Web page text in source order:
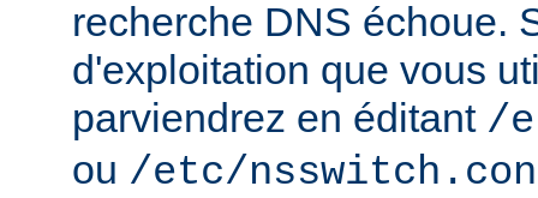
recherche DNS échoue.
d'exploitation que vous
parviendrez en éditant /
ou /etc/